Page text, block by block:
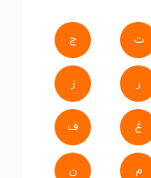
ت ج
ر ز
غ ف
م ن